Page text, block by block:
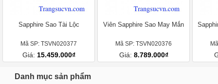
Sapphire Sao Tài Lộc
Mã SP: TSVN020377
Giá: 15.459.000₫
Viên Sapphire Sao May Mắn
Mã SP: TSVN020376
Giá: 8.789.000₫
Danh mục sản phẩm